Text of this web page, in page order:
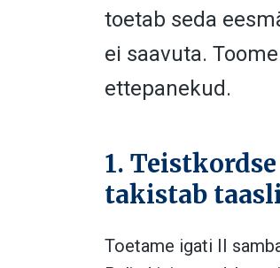
toetab seda
ei saavuta.
ettepanekud.
1.
takistab
Toetame igati II